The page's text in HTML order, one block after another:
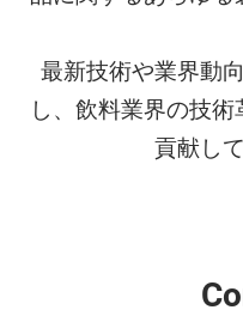
最新技術や業界動
し、飲料業界の技
貢献し